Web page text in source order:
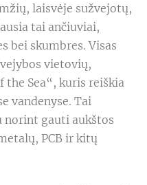
laisvėje sužvejotų,
tai ančiuviai,
bei skumbres. Visas
vietovių,
Sea“, kuris reiškia
vandenyse. Tai
norint gauti aukštos
PCB ir kitų